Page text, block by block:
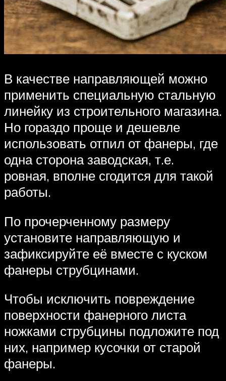
В качестве направляющей можно
применить специальную стальную
линейку из строительного магазина.
Но гораздо проще и дешевле
использовать отпил от фанеры, где
одна сторона заводская, т.е.
ровная, вполне сгодится для такой
работы.
По прочерченному размеру
установите направляющую и
зафиксируйте её вместе с куском
фанеры струбцинами.
Чтобы исключить повреждение
поверхности фанерного листа
ножками струбцины подложите под
них, например кусочки от старой
фанеры.